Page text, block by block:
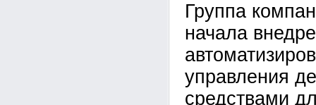
Группа
начала
управления
средствами